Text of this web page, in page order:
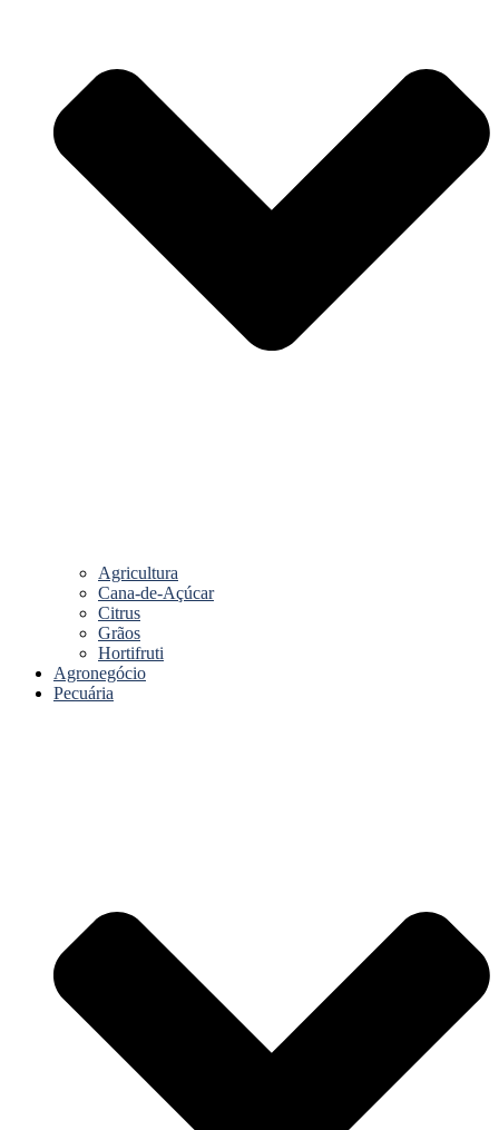
Agricultura
Cana-de-Açúcar
Citrus
Grãos
Hortifruti
Agronegócio
Pecuária